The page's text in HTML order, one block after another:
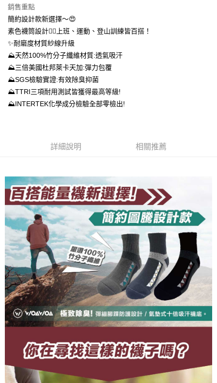
匯豐（台灣）商業銀行
聯邦商業銀行
元大商業銀行
永豐商業銀行
台新國際商業銀行
台灣樂天信用卡公司
臺灣中小企業銀行
匯豐（台灣）商業銀行
聯邦商業銀行
遠東國際商業銀行
元大商業銀行
玉山商業銀行
星展（台灣）商業銀行
台灣樂天信用卡公司
上海商業儲蓄銀行
國泰世華商業銀行
臺灣中小企業銀行
匯豐（台灣）商業銀行
華泰商業銀行
聯邦商業銀行
元大商業銀行
永豐商業銀行
玉山商業銀行
台新國際商業銀行
華南商業銀行
上海商業儲蓄銀行
兆豐國際商業銀行
臺灣中小企業銀行
台中商業銀行
華泰商業銀行
遠東國際商業銀行
元大商業銀行
永豐商業銀行
星展（台灣）商業銀行
中國信託商業銀行
台灣樂天信用卡公司
LINE Pay
Apple Pay
悠遊付
大哥付你分期
相關說明
【大哥付你分期使用說明】
1.本服務由台灣大哥大提供，台灣大哥大用戶可立即使用無須另外申請。
4.訂單成立30分鐘內，如未前往確認交易或遇審核未通過，訂單將自動取
1.分期款項不併入電信帳單，「大哥付你分期」於每月結算日後寄送繳費提
醒簡訊。
2.透過簡訊連結打開帳單後，可選擇「超商條碼／台灣大直營門市／銀行轉
帳／街口支付／iPASS MONEY」等通路繳費。
【注意事項】
1.本服務係由「台灣大哥大股份有限公司」（以下簡稱本公司）所提供，讓
用戶於交易時，得透過本服務購買商品或服務，並由商店將買賣／分期付款
買賣價金債權讓與本公司後，依約使用本公司帳單繳交帳款。
2.基於同意付款使用「大哥付你分期」之契約關係目的，商店將以您的個人
資料（包含姓名、電話或地址）提供予台灣大哥大進項蒐集、處理及利用，
由本公司與您本人進行分期帳單所需資料之確認、核對及更正。
3.完整用戶服務條款，請詳閱以下連結：
https://oppay.tw/userRule
AFTEE先享後付
１．簡單：不需註冊會員、不需綁卡、不需儲值。
【「AFTEE先享後付」結帳流程】
１．於結帳方式選擇「AFTEE先享後付」後，將跳轉至「AFTEE先享後付」
結帳頁面，進行簡訊認證並確認金額後，即可完成結帳。
２．訂單成立數日內，您將收到繳費通知簡訊。
３．收到繳費通知簡訊後14天內，點擊此簡訊中的連結，可透過四大超商／
ATM／網路銀行／等多元方式進行付款，方視為交易完成。
※ 請注意：結帳手續完成當下不需立刻繳費，但若您需要取消訂單，請聯絡
購買商品的店家。未經商家同意取消之訂單仍視為有效，需透過AFTEE先享
後付繳納相關費用。
※ 交易是否成功請以「AFTEE先享後付 」之結帳頁面顯示為準，若有關於
是否繳費成功／繳費後需取消欲退款等相關疑問，請聯繫「AFTEE先享後付
客戶支援中心」https://netprotections.freshdesk.com/support/home
【注意事項】
１．透過由恩沛科技股份有限公司提供之「AFTEE先享後付」服務完成之交
易，需依本服務之必要範圍內提供個人資料，並將交易相關給付款項請求債
權轉讓予恩沛科技股份有限公司。
https://aftee.tw/terms/#terms3
３．未成年的使用者請事先徵得法定代理人或監護人之同意方可使用
「AFTEE先享後付」，若未經同意申辦者引起之損失，本公司不負相關責
任。
４．使用「AFTEE先享後付」時，將依據個別帳號之用戶狀況，依本公司即
每筆NT$100，滿NT$1,000(含以上)免運費
付款後全家取貨
每筆NT$100，滿NT$1,000(含以上)免運費
7-11取貨付款
每筆NT$100，滿NT$1,000(含以上)免運費
付款後7-11取貨
每筆NT$100，滿NT$1,000(含以上)免運費
宅配
每筆NT$100，滿NT$1,000(含以上)免運費
順豐 查看運費
銷售重點
簡約設計款新選擇～😍
素色襪筒設計👉🏻上班、運動、登山訓練皆百搭！
✨耐磨度材質紗線升級
⛰天然100%竹分子纖維材質:透氣吸汗
⛰三倍美國杜邦萊卡天加:彈力包覆
⛰SGS檢驗實證:有效除臭抑菌
⛰TTRI三項耐用測試皆獲得最高等級!
⛰INTERTEK化學成分檢驗全部零檢出!
詳細說明 相關推薦